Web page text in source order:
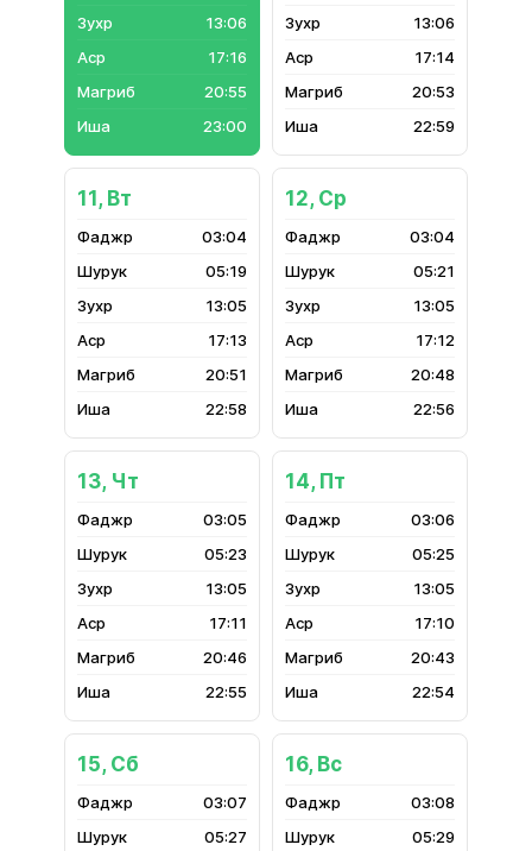
13:06
17:16
20:55
23:00
13:06
17:14
20:53
22:59
11, Вт
03:04
05:19
13:05
17:13
20:51
22:58
12, Ср
03:04
05:21
13:05
17:12
20:48
22:56
13, Чт
03:05
05:23
13:05
17:11
20:46
22:55
14, Пт
03:06
05:25
13:05
17:10
20:43
22:54
15, Сб
03:07
05:27
16, Вс
03:08
05:29